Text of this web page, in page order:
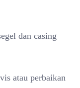
dan casing
atau perbaikan